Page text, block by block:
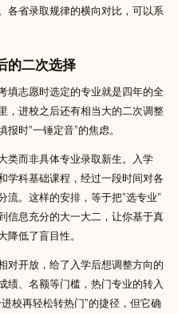
各省录取规律的横向对比，可以系
的二次选择
填志愿时选定的专业就是四年的全
，进校之后还有相当大的二次调整
时”一锤定音”的焦虑。
类而非具体专业录取新生。入学
学科基础课程，经过一段时间对各
。这样的安排，等于把”选专业”
信息充分的大一大二，让你基于真
低了盲目性。
对开放，给了入学后想调整方向的
绩、名额等门槛，热门专业的转入
校再轻松转热门”的捷径，但它确